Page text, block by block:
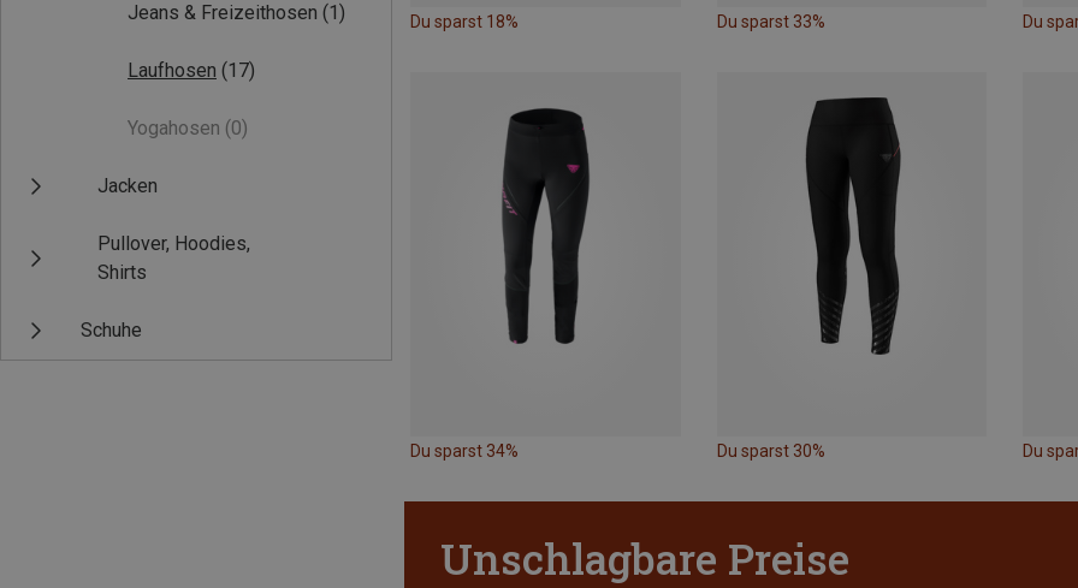
Jeans & Freizeithosen (1)
Laufhosen (17)
Yogahosen (0)
Jacken
Pullover, Hoodies,
Shirts
Schuhe
Du sparst 18% Du sparst 33% Du
Du sparst 34% Du sparst 30% Du
Unschlagbare Preise